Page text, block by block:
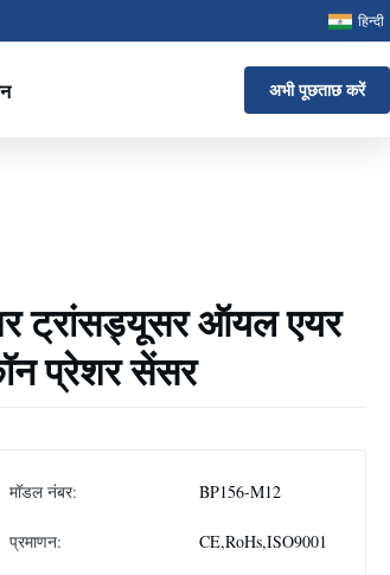
हिन्दी
अभी पूछताछ करें
ट्रांसड्यूसर ऑयल एयर
प्रेशर सेंसर
मॉडल नंबर: BP156-M12
प्रमाणन: CE,RoHs,ISO9001